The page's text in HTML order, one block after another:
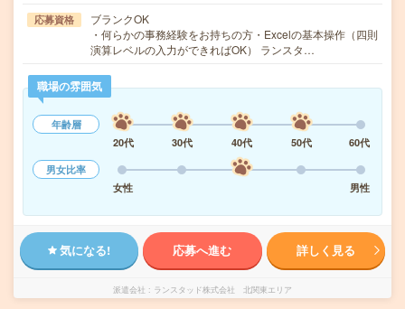
応募資格
ブランクOK
・何らかの事務経験をお持ちの方・Excelの基本操作（四則
演算レベルの入力ができればOK） ランスタ…
職場の雰囲気
年齢層
20代
30代 40代 50代
60代
男女比率
女性
男性
気になる! 応募へ進む 詳しく見る
派遣会社 ランスタッド株式会社 北関東エリア